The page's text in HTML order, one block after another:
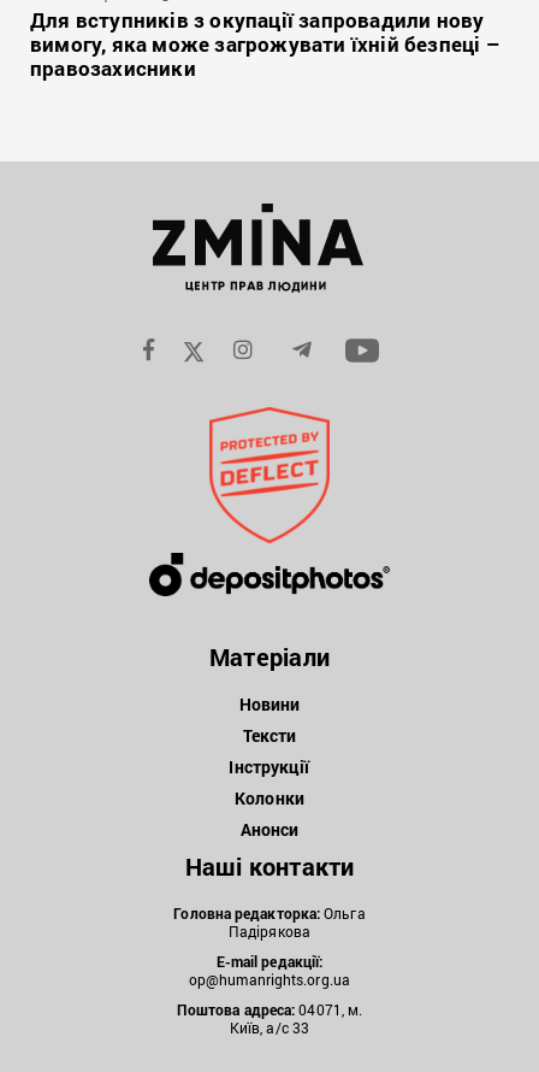
Для вступників з окупації запровадили нову
вимогу, яка може загрожувати їхній безпеці –
правозахисники
Матеріали
Новини
Тексти
Інструкції
Колонки
Анонси
Наші контакти
Головна редакторка:Ольга
Падірякова
E-mail редакції:
op@humanrights.org.ua
Поштова адреса:04071, м.
Київ, а/с 33